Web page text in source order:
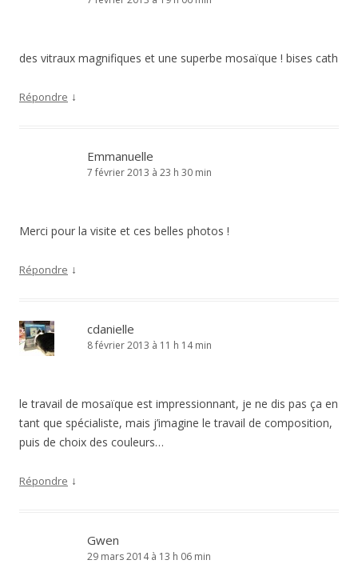
des vitraux magnifiques et une superbe mosaïque ! bises cath
Répondre ↓
Emmanuelle
7 février 2013 à 23 h 30 min
Merci pour la visite et ces belles photos !
Répondre ↓
cdanielle
8 février 2013 à 11 h 14 min
le travail de mosaïque est impressionnant, je ne dis pas ça en
tant que spécialiste, mais j’imagine le travail de composition,
puis de choix des couleurs…
Répondre ↓
Gwen
29 mars 2014 à 13 h 06 min